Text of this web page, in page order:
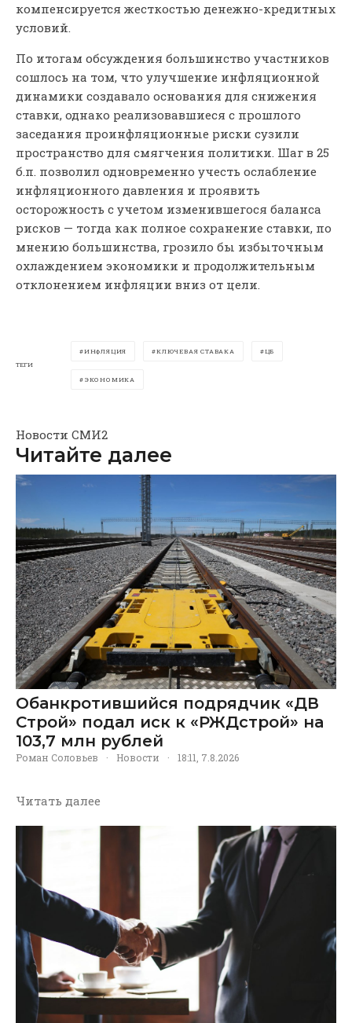
компенсируется жесткостью денежно-кредитных
условий.
По итогам обсуждения большинство участников
сошлось на том, что улучшение инфляционной
динамики создавало основания для снижения
ставки, однако реализовавшиеся с прошлого
заседания проинфляционные риски сузили
пространство для смягчения политики. Шаг в 25
б.п. позволил одновременно учесть ослабление
инфляционного давления и проявить
осторожность с учетом изменившегося баланса
рисков — тогда как полное сохранение ставки, по
мнению большинства, грозило бы избыточным
охлаждением экономики и продолжительным
отклонением инфляции вниз от цели.
ТЕГИ
ИНФЛЯЦИЯ КЛЮЧЕВАЯ СТАВАКА ЦБ
ЭКОНОМИКА
Новости СМИ2
Читайте далее
Обанкротившийся подрядчик «ДВ
Строй» подал иск к «РЖДстрой» на
103,7 млн рублей
Роман Соловьев · Новости · 18:11, 7.8.2026
Читать далее